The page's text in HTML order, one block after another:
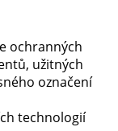
ochranných
užitných
označení
technologií